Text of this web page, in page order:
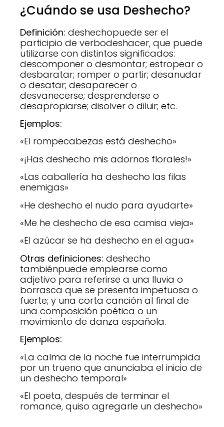
¿Cuándo se usa Deshecho?
Definición: deshechopuede ser el
participio de verbodeshacer, que puede
utilizarse con distintos significados:
descomponer o desmontar; estropear o
desbaratar; romper o partir; desanudar
o desatar; desaparecer o
desvanecerse; desprenderse o
desapropiarse; disolver o diluir; etc.
Ejemplos:
«El rompecabezas está deshecho»
«¡Has deshecho mis adornos florales!»
«Las caballería ha deshecho las filas
enemigas»
«He deshecho el nudo para ayudarte»
«Me he deshecho de esa camisa vieja»
«El azúcar se ha deshecho en el agua»
Otras definiciones: deshecho
tambiénpuede emplearse como
adjetivo para referirse a una lluvia o
borrasca que se presenta impetuosa o
fuerte; y una corta canción al final de
una composición poética o un
movimiento de danza española.
Ejemplos:
«La calma de la noche fue interrumpida
por un trueno que anunciaba el inicio de
un deshecho temporal»
«El poeta, después de terminar el
romance, quiso agregarle un deshecho»